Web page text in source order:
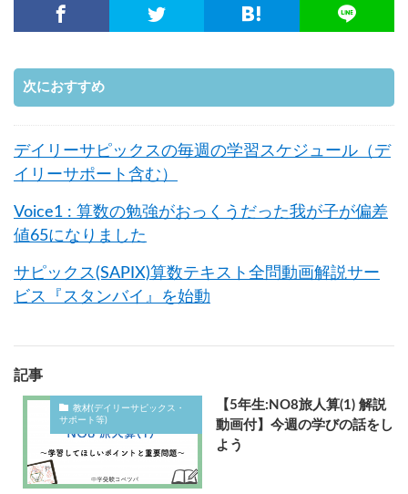
次におすすめ
デイリーサピックスの毎週の学習スケジュール（デ
イリーサポート含む）
Voice1 : 算数の勉強がおっくうだった我が子が偏差
値65になりました
サピックス(SAPIX)算数テキスト全問動画解説サー
ビス『スタンバイ』を始動
記事
教材(デイリーサピックス・
サポート等)
【5年生:NO8旅人算(1) 解説
動画付】今週の学びの話をし
よう